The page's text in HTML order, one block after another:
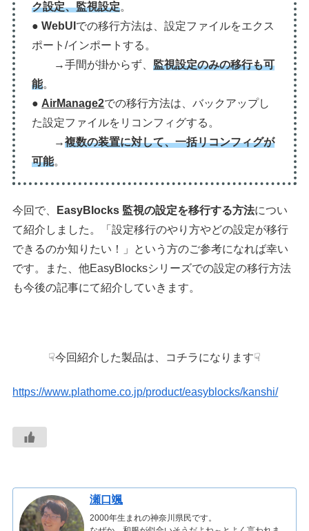
ク設定、監視設定。
●WebUI での移行方法は、設定ファイルをエクス
ポート/インポートする。
→手間が掛からず、監視設定のみの移行も可
能。
●AirManage2での移行方法は、バックアップし
た設定ファイルをリコンフィグする。
→複数の装置に対して、一括リコンフィグが
可能。
今回で、 EasyBlocks 監視の設定を移行する方法につい
て紹介しました。「設定移行のやり方やどの設定が移行
できるのか知りたい！」という方のご参考になれば幸い
です。また、他EasyBlocksシリーズでの設定の移行方法
も今後の記事にて紹介していきます。
☟今回紹介した製品は、コチラになります☟
https://www.plathome.co.jp/product/easyblocks/kanshi/
瀬口颯
2000年生まれの神奈川県民です。